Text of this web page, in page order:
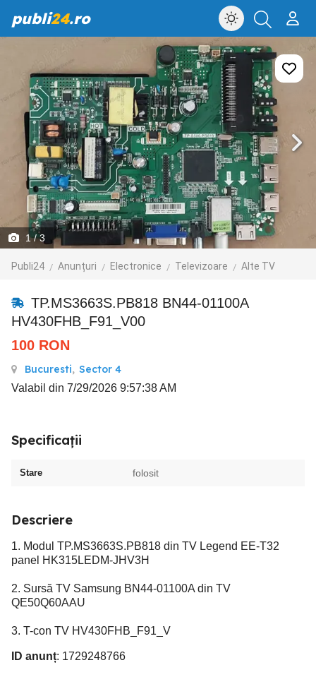
publi24.ro
1/ 3
Publi24 Anunțuri Electronice Televizoare Alte TV
TP.MS3663S.PB818 BN44-01100A
HV430FHB_F91_V00
100 RON
Bucuresti, Sector 4
Valabil din 7/29/2026 9:57:38 AM
Specificații
Stare folosit
Descriere
1. Modul TP.MS3663S.PB818 din TV Legend EE-T32
panel HK315LEDM-JHV3H
2. Sursă TV Samsung BN44-01100A din TV
QE50Q60AAU
3. T-con TV HV430FHB_F91_V
ID anunț: 1729248766